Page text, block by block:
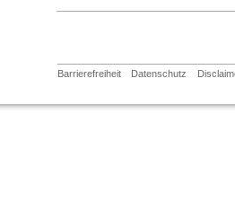
Barrierefreiheit Datenschutz